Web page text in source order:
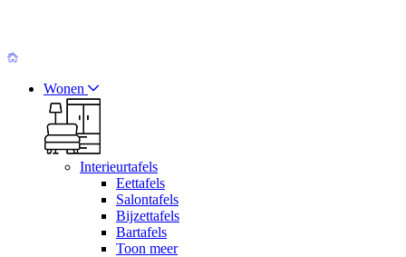
Wonen
Interieurtafels
Eettafels
Salontafels
Bijzettafels
Bartafels
Toon meer